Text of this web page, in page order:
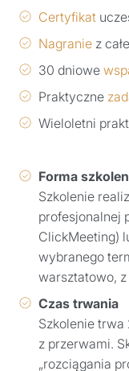
Certyfikat
Nagranie z
30 dniowe
Praktyczne
Wieloletni
Forma
Szkolenie
profesjonalnej
ClickMeeting)
wybranego
warsztatowo,
Czas trwania
Szkolenie
z przerwami.
„rozciągania